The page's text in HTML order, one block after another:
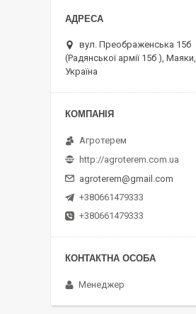
вул. Преображенська 15б
(Радянської армії 15б ), Маяки,
Україна
Агротерем
http://agroterem.com.ua
agroterem@gmail.com
+380661479333
+380661479333
Менеджер